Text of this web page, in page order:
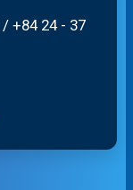
/ +84 24 - 37